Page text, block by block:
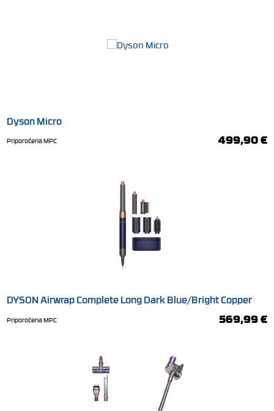
Dyson Micro
Priporočena MPC 499,90 €
DYSON Airwrap Complete Long Dark Blue/Bright Copper
Priporočena MPC 569,99 €